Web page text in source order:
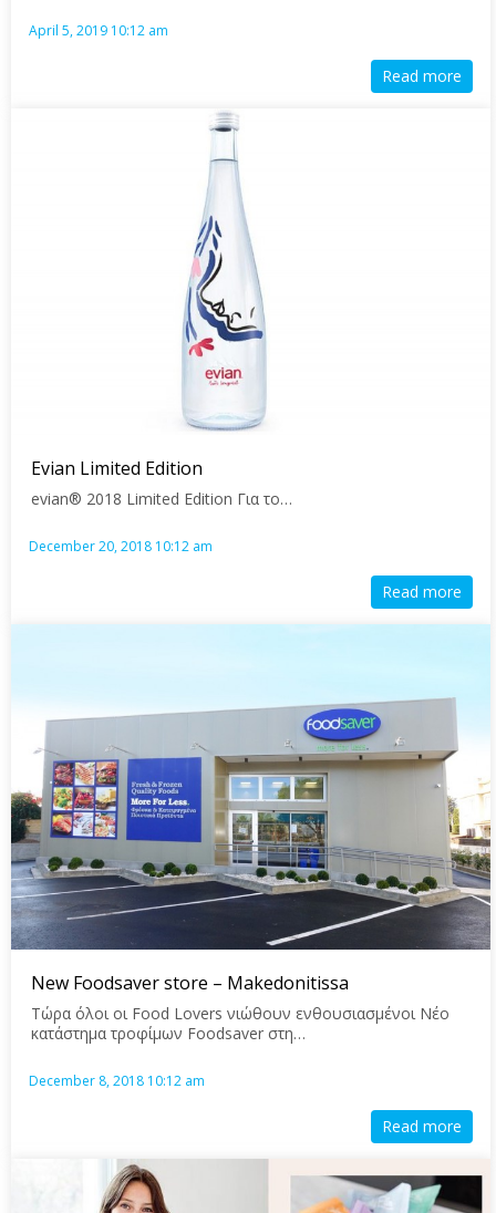
April 5, 2019 10:12 am
Read more
Evian Limited Edition
evian® 2018 Limited Edition Για το…
December 20, 2018 10:12 am
Read more
New Foodsaver store – Makedonitissa
Τώρα όλοι οι Food Lovers νιώθουν ενθουσιασμένοι Νέο
κατάστημα τροφίμων Foodsaver στη…
December 8, 2018 10:12 am
Read more